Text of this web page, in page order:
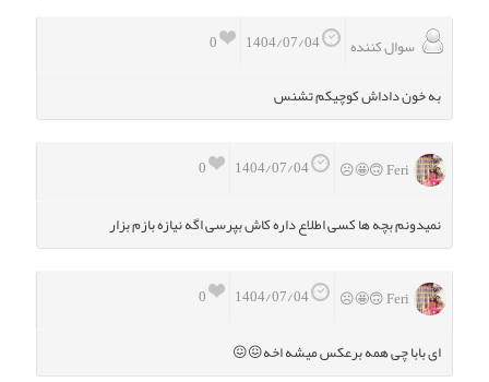
0
سوال کننده
به خون داداش کوچیکم تشنس
0
Feri 🙃🤩☹️
نمیدونم بچه ها کسی اطلاع داره کاش بپرسی اگه نیازه بازم بزار
0
Feri 🙃🤩☹️
ای بابا چی همه برعکس میشه اخه😖😖